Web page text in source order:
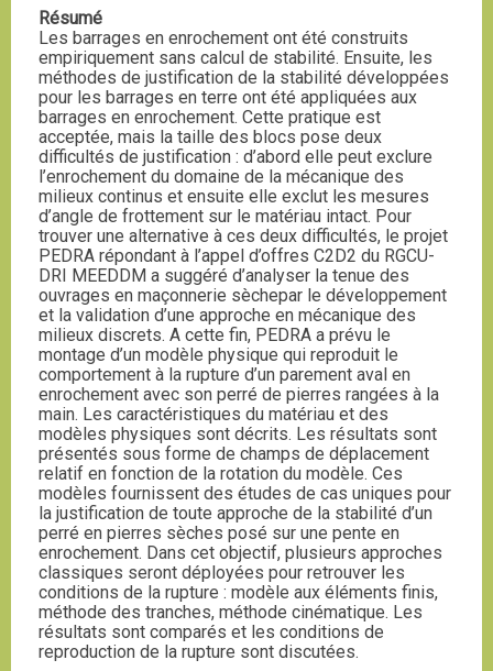
Résumé
Les barrages en enrochement ont été construits
empiriquement sans calcul de stabilité. Ensuite, les
méthodes de justification de la stabilité développées
pour les barrages en terre ont été appliquées aux
barrages en enrochement. Cette pratique est
acceptée, mais la taille des blocs pose deux
difficultés de justification : d’abord elle peut exclure
l’enrochement du domaine de la mécanique des
milieux continus et ensuite elle exclut les mesures
d’angle de frottement sur le matériau intact. Pour
trouver une alternative à ces deux difficultés, le projet
PEDRA répondant à l’appel d’offres C2D2 du RGCU-
DRI MEEDDM a suggéré d’analyser la tenue des
ouvrages en maçonnerie sèchepar le développement
et la validation d’une approche en mécanique des
milieux discrets. A cette fin, PEDRA a prévu le
montage d’un modèle physique qui reproduit le
comportement à la rupture d’un parement aval en
enrochement avec son perré de pierres rangées à la
main. Les caractéristiques du matériau et des
modèles physiques sont décrits. Les résultats sont
présentés sous forme de champs de déplacement
relatif en fonction de la rotation du modèle. Ces
modèles fournissent des études de cas uniques pour
la justification de toute approche de la stabilité d’un
perré en pierres sèches posé sur une pente en
enrochement. Dans cet objectif, plusieurs approches
classiques seront déployées pour retrouver les
conditions de la rupture : modèle aux éléments finis,
méthode des tranches, méthode cinématique. Les
résultats sont comparés et les conditions de
reproduction de la rupture sont discutées.